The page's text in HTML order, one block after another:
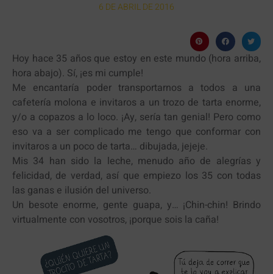
6 DE ABRIL DE 2016
Hoy hace 35 años que estoy en este mundo (hora arriba,
hora abajo). Sí, ¡es mi cumple!
Me encantaría poder transportarnos a todos a una
cafetería molona e invitaros a un trozo de tarta enorme,
y/o a copazos a lo loco. ¡Ay, sería tan genial! Pero como
eso va a ser complicado me tengo que conformar con
invitaros a un poco de tarta… dibujada, jejeje.
Mis 34 han sido la leche, menudo año de alegrías y
felicidad, de verdad, así que empiezo los 35 con todas
las ganas e ilusión del universo.
Un besote enorme, gente guapa, y… ¡Chin-chin! Brindo
virtualmente con vosotros, ¡porque sois la caña!